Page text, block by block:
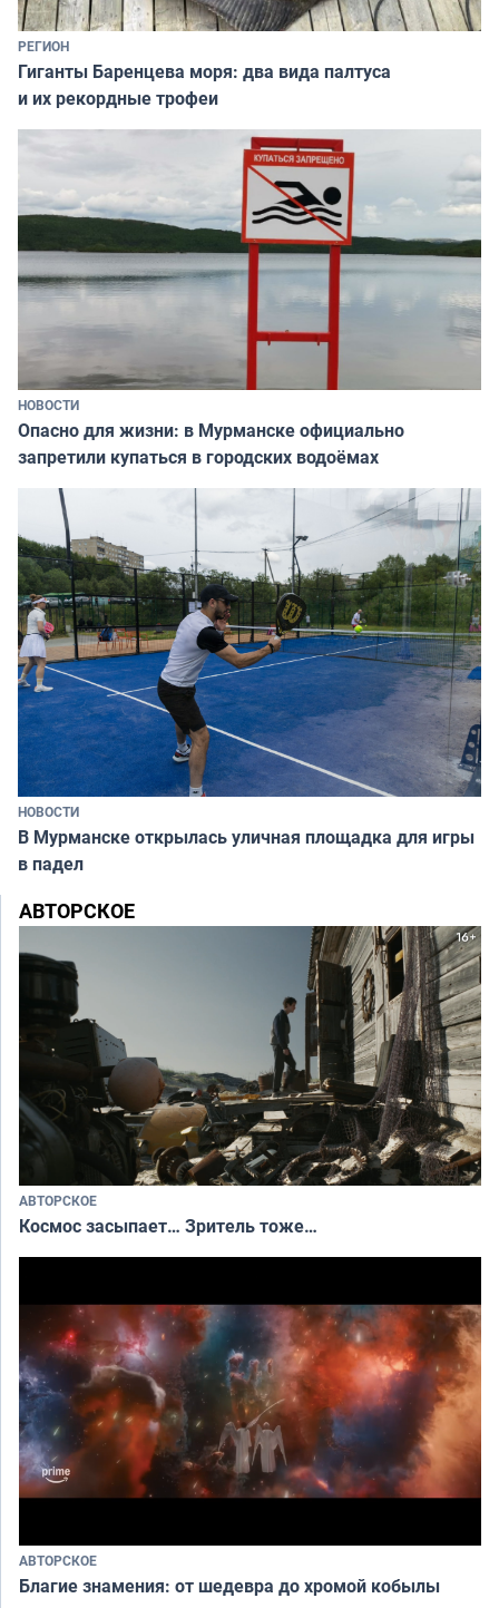
РЕГИОН
Гиганты Баренцева моря: два вида палтуса
и их рекордные трофеи
НОВОСТИ
Опасно для жизни: в Мурманске официально
запретили купаться в городских водоёмах
НОВОСТИ
В Мурманске открылась уличная площадка для игры
в падел
АВТОРСКОЕ
АВТОРСКОЕ
Космос засыпает… Зритель тоже…
АВТОРСКОЕ
Благие знамения: от шедевра до хромой кобылы